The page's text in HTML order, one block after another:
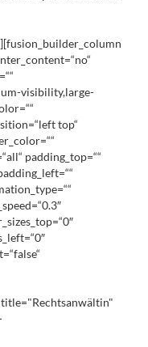
visibility,large-
top“
padding_top=““